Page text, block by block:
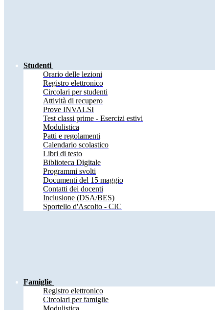
Studenti
Orario delle lezioni
Registro elettronico
Circolari per studenti
Attività di recupero
Prove INVALSI
Test classi prime - Esercizi estivi
Modulistica
Patti e regolamenti
Calendario scolastico
Libri di testo
Biblioteca Digitale
Programmi svolti
Documenti del 15 maggio
Contatti dei docenti
Inclusione (DSA/BES)
Sportello d'Ascolto - CIC
Famiglie
Registro elettronico
Circolari per famiglie